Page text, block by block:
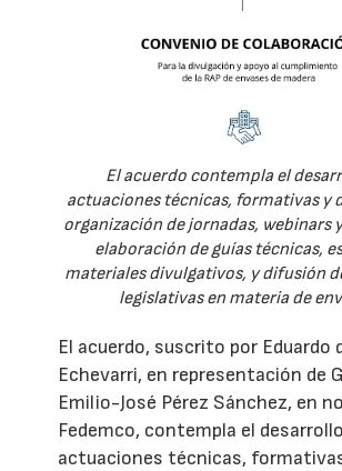
El acuerdo contempla el
actuaciones técnicas, formativas y
organización de jornadas, webinars
elaboración de guías técnicas,
materiales divulgativos, y difusión
legislativas en materia de
El acuerdo, suscrito por Eduardo
Echevarri, en representación de
Emilio-José Pérez Sánchez, en
Fedemco, contempla el
actuaciones técnicas,